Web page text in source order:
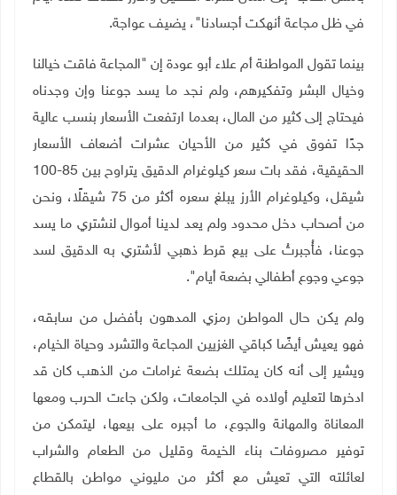
في ظل مجاعة أنهكت أجسادنا"، يضيف عواجة.
بينما تقول المواطنة أم علاء أبو عودة إن "المجاعة فاقت خيالنا
وخيال البشر وتفكيرهم، ولم نجد ما يسد جوعنا وإن وجدناه
فيحتاج إلى كثير من المال، بعدما ارتفعت الأسعار بنسب عالية
جدًا تفوق في كثير من الأحيان عشرات أضعاف الأسعار
الحقيقية، فقد بات سعر كيلوغرام الدقيق يتراوح بين 85-100
شيقل، وكيلوغرام الأرز يبلغ سعره أكثر من 75 شيقلًا، ونحن
من أصحاب دخل محدود ولم يعد لدينا أموال لنشتري ما يسد
جوعنا، فأُجبرتُ على بيع قرط ذهبي لأشتري به الدقيق لسد
جوعي وجوع أطفالي بضعة أيام".
ولم يكن حال المواطن رمزي المدهون بأفضل من سابقه،
فهو يعيش أيضًا كباقي الغزيين المجاعة والتشرد وحياة الخيام،
ويشير إلى أنه كان يمتلك بضعة غرامات من الذهب كان قد
ادخرها لتعليم أولاده في الجامعات، ولكن جاءت الحرب ومعها
المعاناة والمهانة والجوع، ما أجبره على بيعها، ليتمكن من
توفير مصروفات بناء الخيمة وقليل من الطعام والشراب
لعائلته التي تعيش مع أكثر من مليوني مواطن بالقطاع